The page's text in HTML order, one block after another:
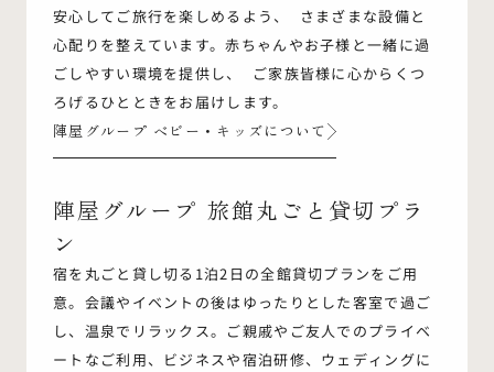
安心してご旅行を楽しめるよう、 さまざまな設備と
心配りを整えています。赤ちゃんやお子様と一緒に過
ごしやすい環境を提供し、 ご家族皆様に心からくつ
ろげるひとときをお届けします。
陣屋グループ ベビー・キッズについて
陣屋グループ 旅館丸ごと貸切プラ
ン
宿を丸ごと貸し切る1泊2日の全館貸切プランをご用
意。会議やイベントの後はゆったりとした客室で過ご
し、温泉でリラックス。ご親戚やご友人でのプライベ
ートなご利用、ビジネスや宿泊研修、ウェディングに